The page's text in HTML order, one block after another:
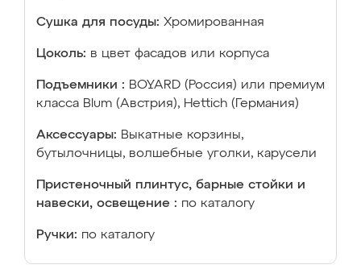
Сушка для посуды: Хромированная
Цоколь: в цвет фасадов или корпуса
Подъемники : BOYARD (Россия) или премиум
класса Blum (Австрия), Hettich (Германия)
Аксессуары: Выкатные корзины,
бутылочницы, волшебные уголки, карусели
Пристеночный плинтус, барные стойки и
навески, освещение : по каталогу
Ручки: по каталогу